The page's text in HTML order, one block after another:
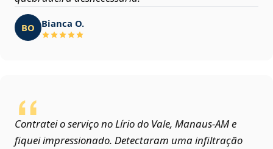
BO Bianca O.
Contratei o serviço no Lírio do Vale, Manaus‑AM e
fiquei impressionado. Detectaram uma infiltração